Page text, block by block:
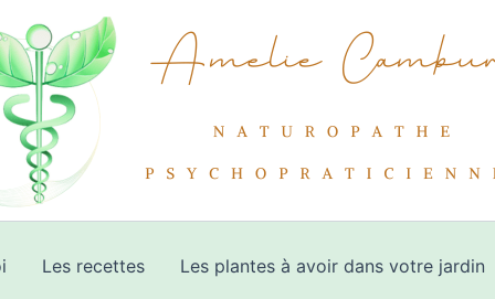
Les recettes Les plantes à avoir dans votre jardin